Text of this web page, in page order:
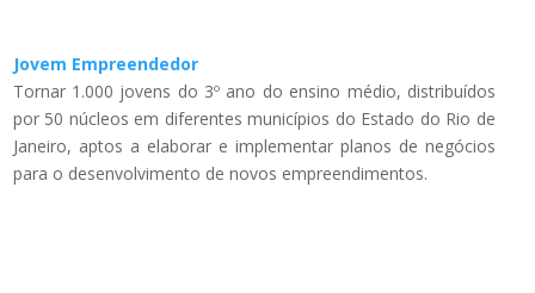
Jovem Empreendedor
Tornar 1.000 jovens do 3º ano do ensino médio, distribuídos
por 50 núcleos em diferentes municípios do Estado do Rio de
Janeiro, aptos a elaborar e implementar planos de negócios
para o desenvolvimento de novos empreendimentos.